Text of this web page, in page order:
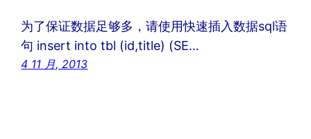
为了保证数据足够多，请使用快速插入数据sql语
句 insert into tbl (id,title) (SE…
4 11 月, 2013